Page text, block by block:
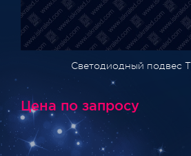
Светодиодный подвес
Цена по запросу